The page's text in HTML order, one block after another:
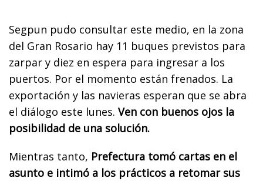
Segpun pudo consultar este medio, en la zona
del Gran Rosario hay 11 buques previstos para
zarpar y diez en espera para ingresar a los
puertos. Por el momento están frenados. La
exportación y las navieras esperan que se abra
el diálogo este lunes. Ven con buenos ojos la
posibilidad de una solución.
Mientras tanto, Prefectura tomó cartas en el
asunto e intimó a los prácticos a retomar sus